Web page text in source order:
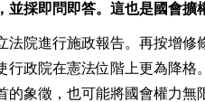
採即問即答。這也是國會擴
院進行施政報告。再按增修
政院在憲法位階上更為降格
象徵，也可能將國會權力無